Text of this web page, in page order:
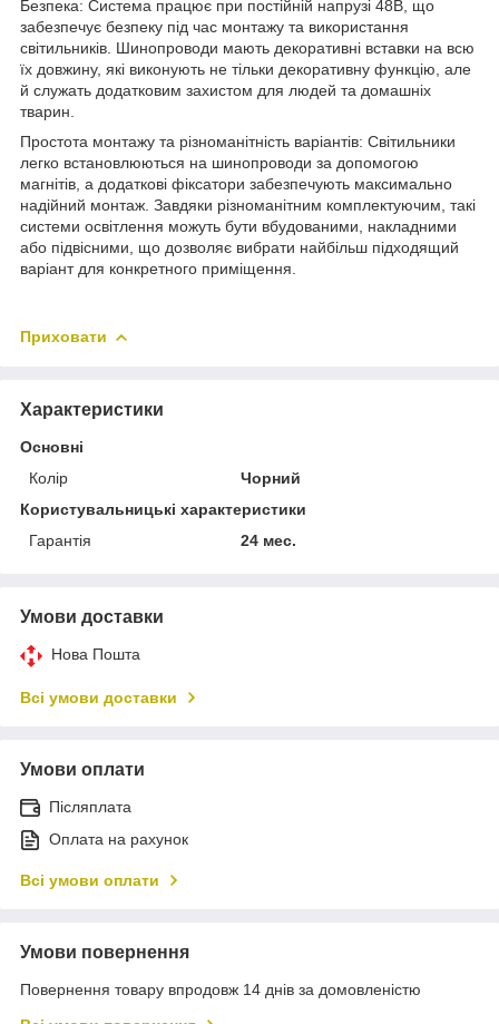
Безпека: Система працює при постійній напрузі 48В, що
забезпечує безпеку під час монтажу та використання
світильників. Шинопроводи мають декоративні вставки на всю
їх довжину, які виконують не тільки декоративну функцію, але
й служать додатковим захистом для людей та домашніх
тварин.
Простота монтажу та різноманітність варіантів: Світильники
легко встановлюються на шинопроводи за допомогою
магнітів, а додаткові фіксатори забезпечують максимально
надійний монтаж. Завдяки різноманітним комплектуючим, такі
системи освітлення можуть бути вбудованими, накладними
або підвісними, що дозволяє вибрати найбільш підходящий
варіант для конкретного приміщення.
Приховати
Характеристики
Основні
Колір
Чорний
Користувальницькі характеристики
Гарантія
24 мес.
Умови доставки
Нова Пошта
Всі умови доставки
Умови оплати
Післяплата
Оплата на рахунок
Всі умови оплати
Умови повернення
Повернення товару впродовж 14 днів за домовленістю